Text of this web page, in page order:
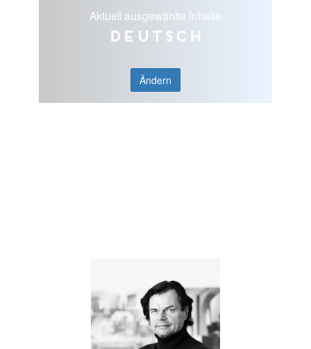
Aktuell ausgewählte Inhalte
Deutsch
Ändern